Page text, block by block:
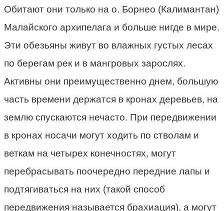
Обитают они только на о. Борнео (Калимантан)
Малайского архипелага и больше нигде в мире.
Эти обезьяны живут во влажных густых лесах
по берегам рек и в мангровых зарослях.
Активны они преимущественно днем, большую
часть времени держатся в кронах деревьев, на
землю спускаются нечасто. При передвижении
в кронах носачи могут ходить по стволам и
веткам на четырех конечностях, могут
перебрасывать поочередно передние лапы и
подтягиваться на них (такой способ
передвижения называется брахиация), а могут